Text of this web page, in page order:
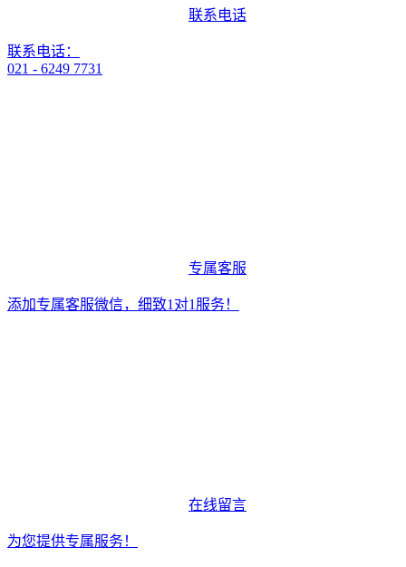
联系电话
联系电话：
021 - 6249 7731
专属客服
添加专属客服微信，细致1对1服务！
在线留言
为您提供专属服务！